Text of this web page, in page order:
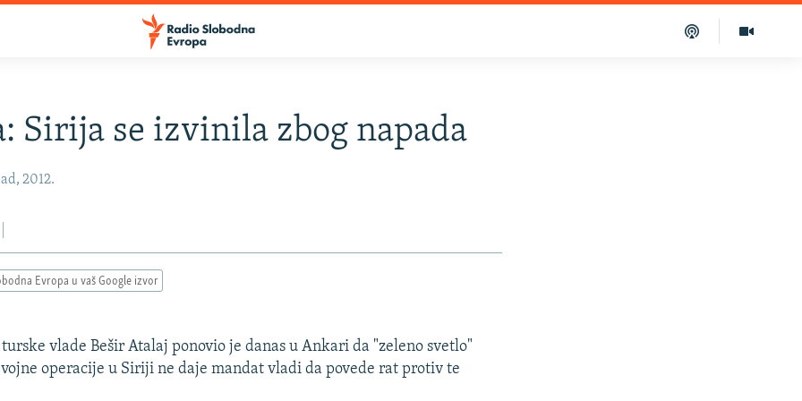
Sirija se izvinila zbog napada
2012.
Evropa u vaš Google izvor
vlade Bešir Atalaj ponovio je danas u Ankari da "zeleno svetlo"
operacije u Siriji ne daje mandat vladi da povede rat protiv te